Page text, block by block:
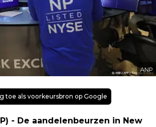
ANP
toe als voorkeursbron op Google
- De aandelenbeurzen in New